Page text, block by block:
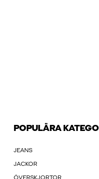
POPULÄRA
JEANS
JACKOR